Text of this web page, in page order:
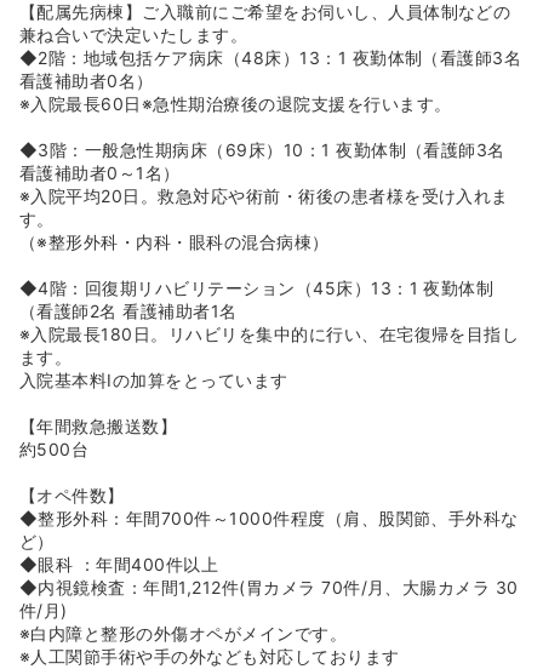
≪景翠会グループでのキャリアアップ・キャリアチェンジ
≫
◆同院では、急性期・回復期はもちろんのこと、クリニッ
ク・介護施設や訪問看護など、希望をすれば幅広い医療に
携わることが可能です。自身のステップアップやライフス
テージに合わせたキャリアチェンジに、グループ内での施
設・部署異動も相談が可能です。
◆横浜市内初の回復期リハビリ病棟を平成14年にオープン
し、セラピスト達だけでなく看護師も意欲的に「リハビリ
看護」注力していく方針で行っております。また、はやく
から訪問看護にも力を入れ、金沢区の地域に密着した医療
提供に従事しています。
≪回復期リハビリテーションに強みを持っている病院です
≫
◆横浜市で一番最初に回復期リハビリテーション病棟を作
った歴史のある病院です。
◆老健施設を2施設展開していたり、2020年4月には有料
老人ホームをオープンなど、
合い出来るように、という思いの強い病院です。
【配属先病棟】ご入職前にご希望をお伺いし、人員体制などの
兼ね合いで決定いたします。
◆2階：地域包括ケア病床（48床）13：1 夜勤体制（看護師3名
看護補助者0名）
※入院最長60日※急性期治療後の退院支援を行います。
◆3階：一般急性期病床（69床）10：1 夜勤体制（看護師3名
看護補助者0～1名）
※入院平均20日。救急対応や術前・術後の患者様を受け入れま
す。
（※整形外科・内科・眼科の混合病棟）
◆4階：回復期リハビリテーション（45床）13：1 夜勤体制
（看護師2名 看護補助者1名
※入院最長180日。リハビリを集中的に行い、在宅復帰を目指し
ます。
入院基本料Ⅰの加算をとっています
【年間救急搬送数】
約500台
【オペ件数】
◆整形外科：年間700件～1000件程度（肩、股関節、手外科な
ど）
◆眼科 ：年間400件以上
◆内視鏡検査：年間1,212件(胃カメラ 70件/月、大腸カメラ 30
件/月)
※白内障と整形の外傷オペがメインです。
※人工関節手術や手の外なども対応しております